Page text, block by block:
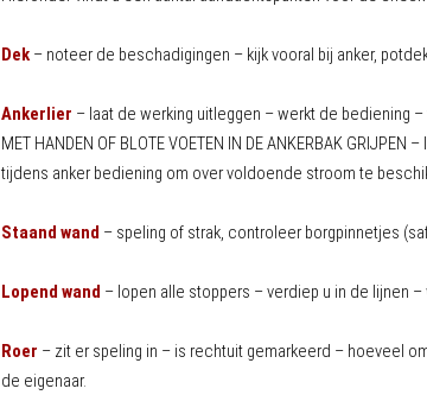
Dek– noteer de beschadigingen – kijk vooral bij anker,
Ankerlier – laat de werking uitleggen – werkt de bediening
MET HANDEN OF BLOTE VOETEN IN DE ANKERBAK
tijdens anker bediening om over voldoende stroom te
Staand wand – speling of strak, controleer borgpinnetjes
Lopend wand – lopen alle stoppers – verdiep u in de lijnen
Roer – zit er speling in – is rechtuit gemarkeerd – hoeveel
de eigenaar.